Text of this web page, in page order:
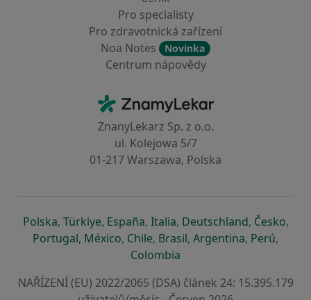
Pro specialisty
Pro zdravotnická zařízení
Noa Notes
Novinka
Centrum nápovědy
ZnamyLekar - Hlavní stránka
ZnanyLekarz Sp. z o.o.
ul. Kolejowa 5/7
01-217 Warszawa, Polska
Polskase otevře v nové záložce
, Türkiyese otevře v nové záložce
, Españase otevře v nové záložce
, Italiase otevře v nové záložce
, Deutschlandse otevře v
, Českose
,
Portugalse otevře v nové záložce
, Méxicose otevře v nové záložce
, Chilese otevře v nové záložce
, Brasilse otevře v nové
, Argentinase otevře v
, Perúse
,
Colombia
NAŘÍZENÍ (EU) 2022/2065 (DSA) článek 24: 15.395.179